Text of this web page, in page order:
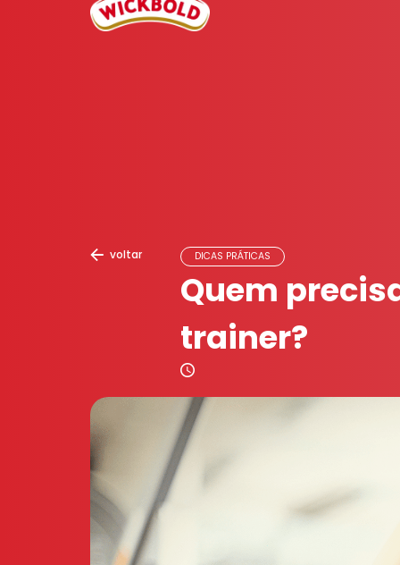
voltar DICAS PRÁTICAS
Quem
trainer?